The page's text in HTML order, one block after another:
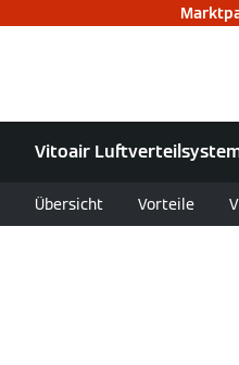
Vitoair
Übersicht Vorteile